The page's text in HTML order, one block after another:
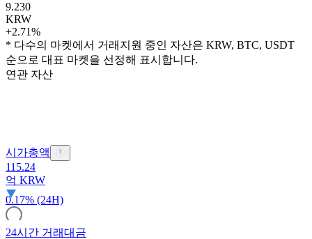
9.230
KRW
+2.71%
* 다수의 마켓에서 거래지원 중인 자산은 KRW, BTC, USDT
순으로 대표 마켓을 선정해 표시합니다.
연관 자산
시가총액
115.24
억 KRW
0.17% (24H)
24시간 거래대금